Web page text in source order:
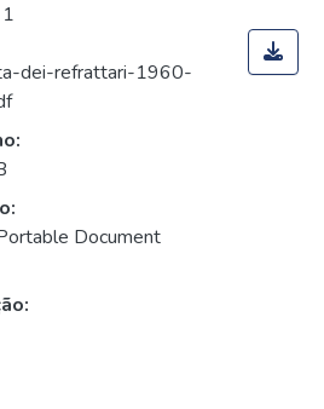
dei-refrattari-1960-
Document